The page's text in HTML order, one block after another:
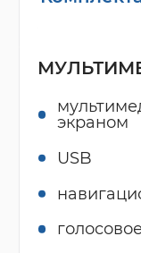
экраном
USB